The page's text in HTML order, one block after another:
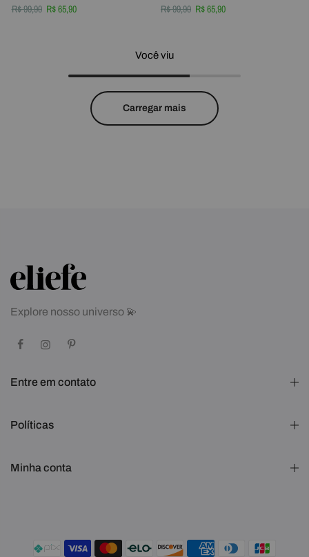
R$ 99,90 R$ 65,90 R$ 99,90 R$ 65,90
Você viu
Carregar mais
Explore nosso universo 💫
Entre em contato
Políticas
Minha conta